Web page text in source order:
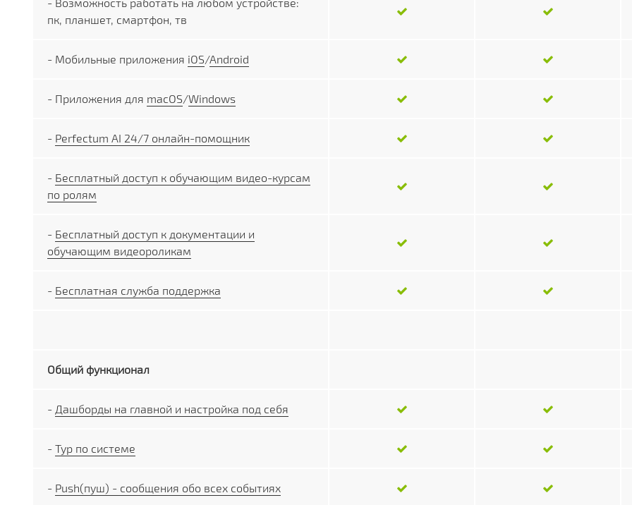
- Возможность работать на любом устройстве:
пк, планшет, смартфон, тв
- Мобильные приложения iOS/Android
- Приложения для macOS/Windows
- Perfectum AI 24/7 онлайн-помощник
- Бесплатный доступ к обучающим видео-курсам
по ролям
- Бесплатный доступ к документации и
обучающим видеороликам
- Бесплатная служба поддержка
Общий функционал
- Дашборды на главной и настройка под себя
- Тур по системе
- Push(пуш) - сообщения обо всех событиях